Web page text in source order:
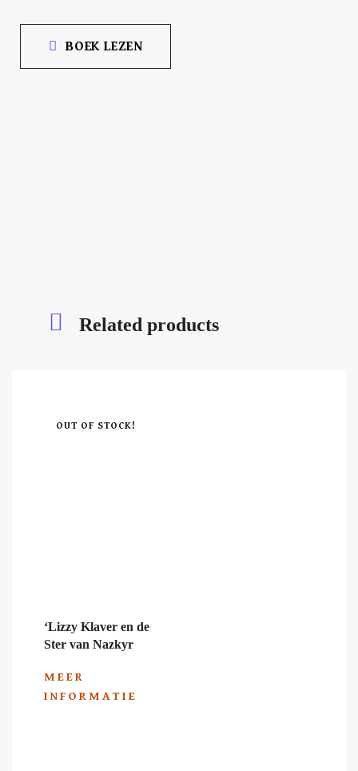
BOEK LEZEN
Related products
OUT OF STOCK!
‘Lizzy Klaver en de
Ster van Nazkyr
MEER
INFORMATIE